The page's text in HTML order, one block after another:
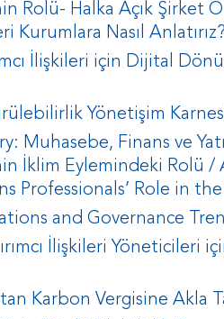
Rolü- Halka Açık Şirket
Kurumlara Nasıl
İlişkileri için Dijital
Yönetişim
Muhasebe, Finans ve
İklim Eylemindeki Rolü /
Professionals’ Role in
and Governance
İlişkileri Yöneticileri
Karbon Vergisine Akla